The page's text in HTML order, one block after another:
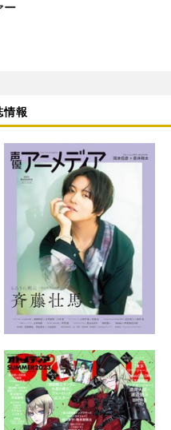
ー
情報